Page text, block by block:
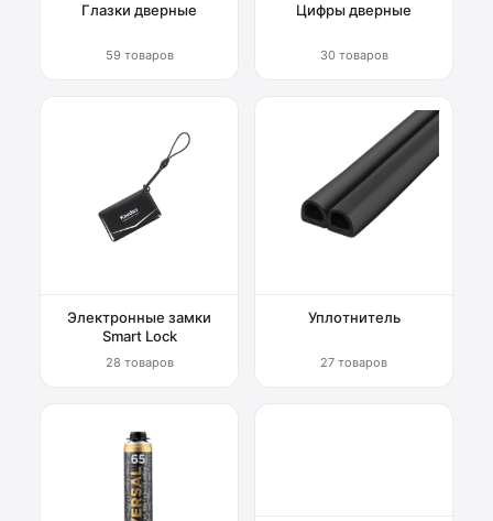
Глазки дверные
59 товаров
Цифры дверные
30 товаров
Электронные замки
Smart Lock
28 товаров
Уплотнитель
27 товаров